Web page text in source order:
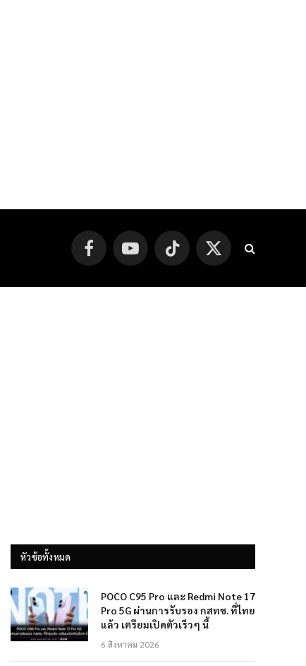
FacebookYouTube TikTok
X
(Twitter)
หัวข้อทั้งหมด
POCO C95 Pro และ Redmi Note 17
Pro 5G ผ่านการรับรอง กสทช. ที่ไทย
แล้ว เตรียมเปิดตัวเร็วๆ นี้
6 สิงหาคม 2026